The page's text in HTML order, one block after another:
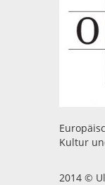
Kultur
2014 ©